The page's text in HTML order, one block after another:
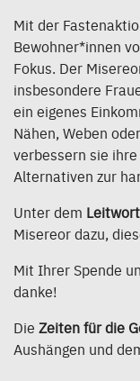
Mit der
Bewohner*innen
Fokus. Der
insbesondere
ein eigenes
Nähen, Weben
verbessern sie
Alternativen zur
Unter dem
Misereor dazu,
Mit Ihrer Spende
danke!
Die Zeiten für die
Aushängen und